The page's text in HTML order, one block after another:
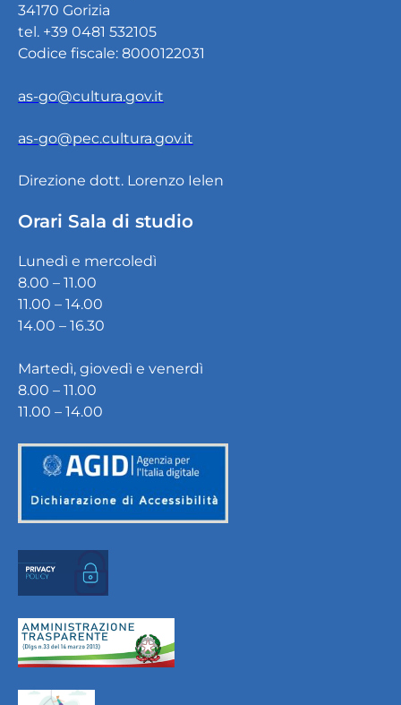
34170 Gorizia
tel. +39 0481 532105
Codice fiscale: 8000122031
as-go@cultura.gov.it
as-go@pec.cultura.gov.it
Direzione dott. Lorenzo Ielen
Orari Sala di studio
Lunedì e mercoledì
8.00 – 11.00
11.00 – 14.00
14.00 – 16.30
Martedì, giovedì e venerdì
8.00 – 11.00
11.00 – 14.00